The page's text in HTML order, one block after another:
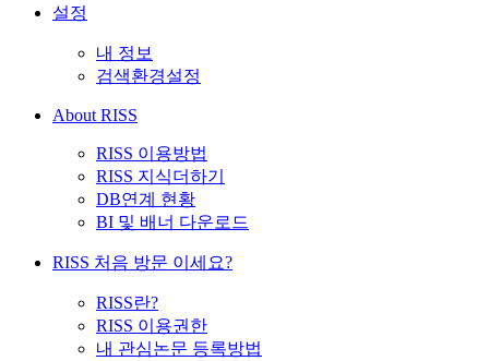
설정
내 정보
검색환경설정
About RISS
RISS 이용방법
RISS 지식더하기
DB연계 현황
BI 및 배너 다운로드
RISS 처음 방문 이세요?
RISS란?
RISS 이용권한
내 관심논문 등록방법